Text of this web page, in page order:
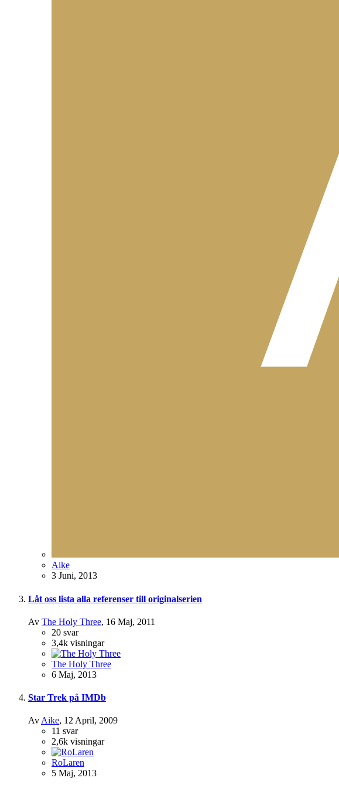
Aike
3 Juni, 2013
Låt oss lista alla referenser till originalserien
Av The Holy Three, 16 Maj, 2011
20 svar
3,4k visningar
The Holy Three
6 Maj, 2013
Star Trek på IMDb
Av Aike, 12 April, 2009
11 svar
2,6k visningar
RoLaren
5 Maj, 2013